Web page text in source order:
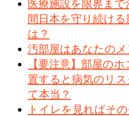
医療施設を限界ま
間日本を守り続ける
は？
汚部屋はあなたのメ
【要注意】部屋の
置すると病気のリ
て本当？
トイレを見ればそ